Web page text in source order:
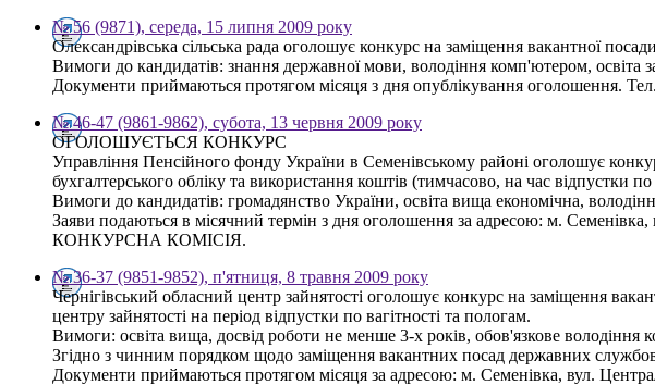
№ 56 (9871), середа, 15 липня 2009 року
Олександрівська сільська рада оголошує конкурс на заміщення вакантної
Вимоги до кандидатів: знання державної мови, володіння комп'ютером, освіта
Документи приймаються протягом місяця з дня опублікування оголошення.
№ 46-47 (9861-9862), субота, 13 червня 2009 року
ОГОЛОШУЄТЬСЯ КОНКУРС
Управління Пенсійного фонду України в Семенівському районі оголошує
бухгалтерського обліку та використання коштів (тимчасово, на час відпустки
Вимоги до кандидатів: громадянство України, освіта вища економічна,
Заяви подаються в місячний термін з дня оголошення за адресою: м.
КОНКУРСНА КОМІСІЯ.
№ 36-37 (9851-9852), п'ятниця, 8 травня 2009 року
Чернігівський обласний центр зайнятості оголошує конкурс на заміщення
центру зайнятості на період відпустки по вагітності та пологам.
Вимоги: освіта вища, досвід роботи не менше 3-х років, обов'язкове
Згідно з чинним порядком щодо заміщення вакантних посад державних
Документи приймаються протягом місяця за адресою: м. Семенівка, вул.